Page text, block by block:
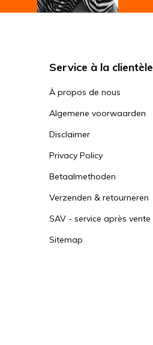
Service à la clientèle
À propos de nous
Algemene voorwaarden
Disclaimer
Privacy Policy
Betaalmethoden
Verzenden & retourneren
SAV - service après vente
Sitemap